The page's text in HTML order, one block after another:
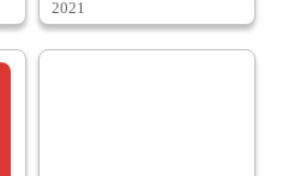
2021